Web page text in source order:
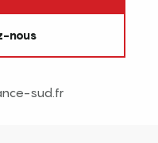
nous
sud.fr